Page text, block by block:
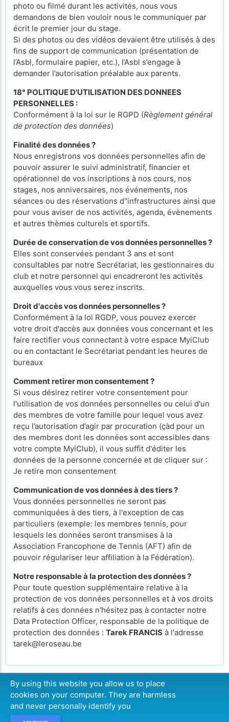
photo ou filmé durant les activités, nous vous
demandons de bien vouloir nous le communiquer par
écrit le premier jour du stage.
Si des photos ou des vidéos devaient être utilisés à des
fins de support de communication (présentation de
l’Asbl, formulaire papier, etc.), l’Asbl s’engage à
demander l’autorisation préalable aux parents.
18° POLITIQUE D'UTILISATION DES DONNEES
PERSONNELLES :
Conformément à la loi sur le RGPD (Règlement général
de protection des données)
Finalité des données ?
Nous enregistrons vos données personnelles afin de
pouvoir assurer le suivi administratif, financier et
opérationnel de vos inscriptions à nos cours, nos
stages, nos anniversaires, nos événements, nos
séances ou des réservations d''infrastructures ainsi que
pour vous aviser de nos activités, agenda, évènements
et autres thèmes culturels et sportifs.
Durée de conservation de vos données personnelles ?
Elles sont conservées pendant 3 ans et sont
consultables par notre Secrétariat, les gestionnaires du
club et notre personnel qui encadreront les activités
auxquelles vous vous serez inscrits.
Droit d'accès vos données personnelles ?
Conformément à la loi RGDP, vous pouvez exercer
votre droit d'accès aux données vous concernant et les
faire rectifier vous connectant à votre espace MyiClub
ou en contactant le Secrétariat pendant les heures de
bureaux
Comment retirer mon consentement ?
Si vous désirez retirer votre consentement pour
l'utilisation de vos données personnelles ou celui d'un
des membres de votre famille pour lequel vous avez
reçu l’autorisation d’agir par procuration (çàd pour un
des membres dont les données sont accessibles dans
votre compte MyiClub), il vous suffit d'éditer les
données de la personne concernée et de cliquer sur :
Je retire mon consentement
Communication de vos données à des tiers ?
Vous données personnelles ne seront pas
communiquées à des tiers, à l'exception de cas
particuliers (exemple: les membres tennis, pour
lesquels les données seront transmises à la
Association Francophone de Tennis (AFT) afin de
pouvoir régulariser leur affiliation à la Fédération).
Notre responsable à la protection des données ?
Pour toute question supplémentaire relative à la
protection de vos données personnelles et à vos droits
relatifs à ces données n'hésitez pas à contacter notre
Data Protection Officer, responsable de la politique de
protection des données : Tarek FRANCIS à l'adresse
tarek@leroseau.be
CONTINUER
By using this website you allow us to place
cookies on your computer. They are harmless
and never personally identify you